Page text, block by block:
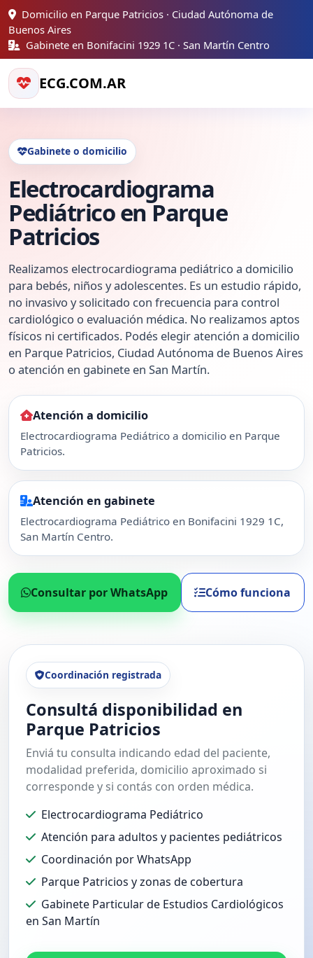
Domicilio en Parque Patricios · Ciudad Autónoma de
Buenos Aires
Gabinete en Bonifacini 1929 1C · San Martín Centro
ECG.COM.AR
Gabinete o domicilio
Electrocardiograma
Pediátrico en Parque
Patricios
Realizamos electrocardiograma pediátrico a domicilio
para bebés, niños y adolescentes. Es un estudio rápido,
no invasivo y solicitado con frecuencia para control
cardiológico o evaluación médica. No realizamos aptos
físicos ni certificados. Podés elegir atención a domicilio
en Parque Patricios, Ciudad Autónoma de Buenos Aires
o atención en gabinete en San Martín.
Atención a domicilio
Electrocardiograma Pediátrico a domicilio en Parque
Patricios.
Atención en gabinete
Electrocardiograma Pediátrico en Bonifacini 1929 1C,
San Martín Centro.
Consultar por WhatsApp Cómo funciona
Coordinación registrada
Consultá disponibilidad en
Parque Patricios
Enviá tu consulta indicando edad del paciente,
modalidad preferida, domicilio aproximado si
corresponde y si contás con orden médica.
Electrocardiograma Pediátrico
Atención para adultos y pacientes pediátricos
Coordinación por WhatsApp
Parque Patricios y zonas de cobertura
Gabinete Particular de Estudios Cardiológicos
en San Martín